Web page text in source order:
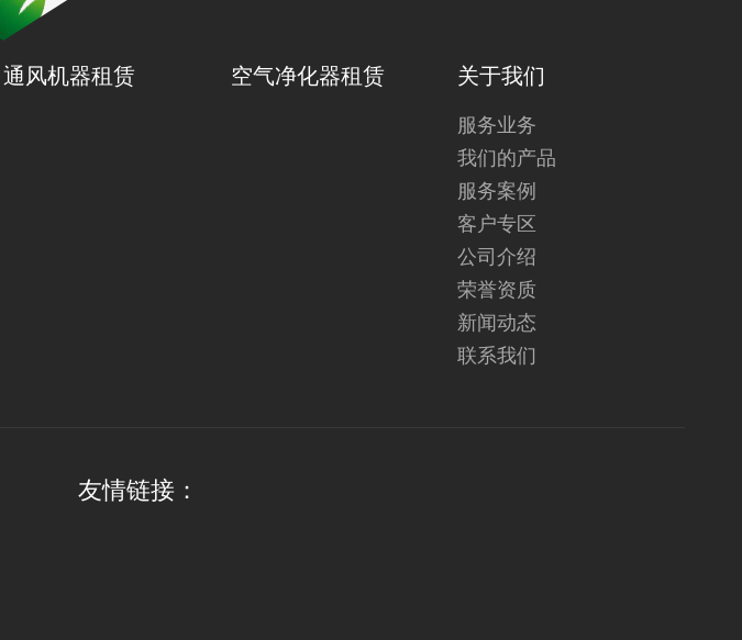
通风机器租赁 空气净化器租赁 关于我们
服务业务
我们的产品
服务案例
客户专区
公司介绍
荣誉资质
新闻动态
联系我们
友情链接：